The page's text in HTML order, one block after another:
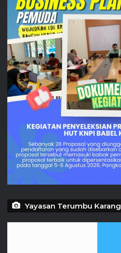
Yayasan Terumbu Karang